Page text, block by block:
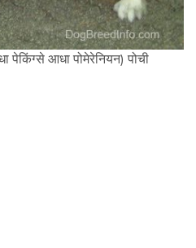
पेकिंग्से आधा पोमेरेनियन) पोची